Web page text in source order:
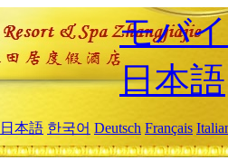
モバ
日本語
日本語 한국어 Deutsch Français